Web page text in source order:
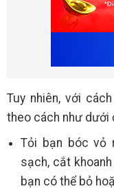
Tuy nhiên, với
theo cách như dưới
Tỏi bạn bóc vỏ
sạch, cắt
bạn có thể bỏ